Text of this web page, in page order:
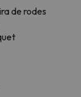
de rodes